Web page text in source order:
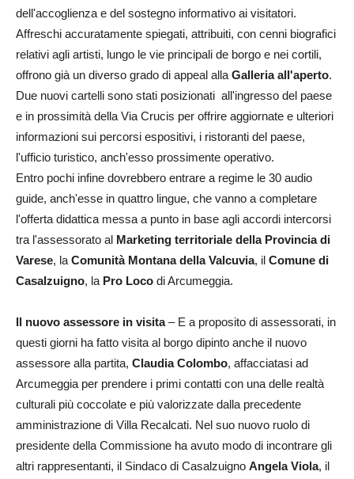
dell'accoglienza e del sostegno informativo ai visitatori.
Affreschi accuratamente spiegati, attribuiti, con cenni biografici
relativi agli artisti, lungo le vie principali de borgo e nei cortili,
offrono già un diverso grado di appeal alla Galleria all'aperto.
Due nuovi cartelli sono stati posizionati all'ingresso del paese
e in prossimità della Via Crucis per offrire aggiornate e ulteriori
informazioni sui percorsi espositivi, i ristoranti del paese,
l'ufficio turistico, anch'esso prossimente operativo.
Entro pochi infine dovrebbero entrare a regime le 30 audio
guide, anch'esse in quattro lingue, che vanno a completare
l'offerta didattica messa a punto in base agli accordi intercorsi
tra l'assessorato al Marketing territoriale della Provincia di
Varese, la Comunità Montana della Valcuvia, il Comune di
Casalzuigno, la Pro Loco di Arcumeggia.
Il nuovo assessore in visita– E a proposito di assessorati, in
questi giorni ha fatto visita al borgo dipinto anche il nuovo
assessore alla partita, Claudia Colombo, affacciatasi ad
Arcumeggia per prendere i primi contatti con una delle realtà
culturali più coccolate e più valorizzate dalla precedente
amministrazione di Villa Recalcati. Nel suo nuovo ruolo di
presidente della Commissione ha avuto modo di incontrare gli
altri rappresentanti, il Sindaco di Casalzuigno Angela Viola, il